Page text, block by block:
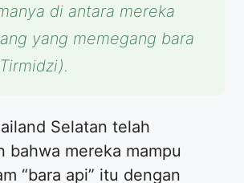
di antara mereka
yang memegang bara
Selatan telah
bahwa mereka mampu
“bara api” itu dengan